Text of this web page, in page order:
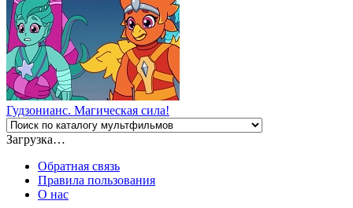
Гудзонианс. Магическая сила!
Загрузка…
Обратная связь
Правила пользования
О нас